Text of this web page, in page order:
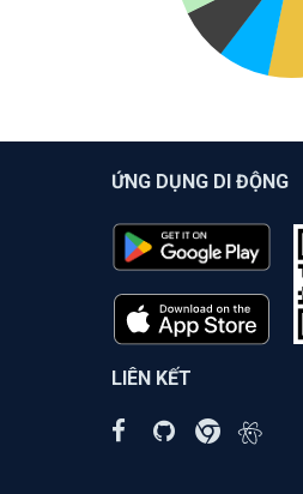
ỨNG DỤNG DI ĐỘNG
LIÊN KẾT